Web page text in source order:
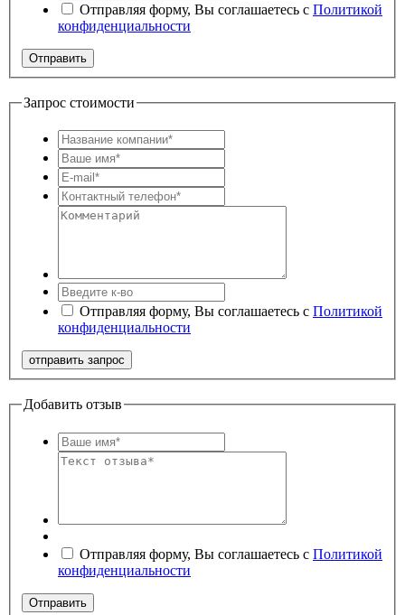
Отправляя форму, Вы соглашаетесь с Политикой
конфиденциальности
Запрос стоимости
Отправляя форму, Вы соглашаетесь с Политикой
конфиденциальности
Добавить отзыв
Отправляя форму, Вы соглашаетесь с Политикой
конфиденциальности